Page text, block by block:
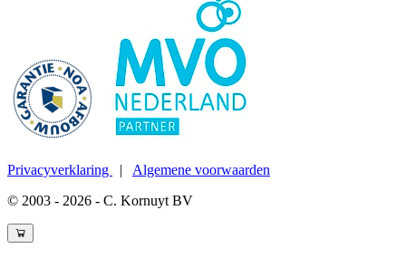
Privacyverklaring
Algemene voorwaarden
© 2003 - 2026 - C. Kornuyt BV